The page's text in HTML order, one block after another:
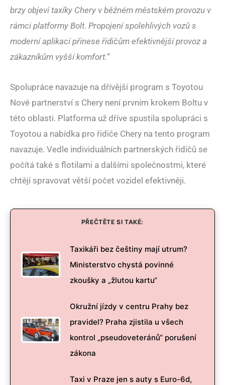
brzy objeví taxíky Chery v běžném městském provozu v
rámci platformy Bolt. Propojení spolehlivých vozů s
moderní aplikací přinese řidičům efektivnější provoz a
zákazníkům vyšší komfort.“
Spolupráce navazuje na dřívější program s Toyotou
Nové partnerství s Chery není prvním krokem Boltu v
této oblasti. Platforma už dříve spustila spolupráci s
Toyotou a nabídka pro řidiče Chery na tento program
navazuje. Vedle individuálních partnerských řidičů se
počítá také s flotilami a dalšími společnostmi, které
chtějí spravovat větší počet vozidel efektivněji.
PŘEČTĚTE SI TAKÉ:
Taxikáři bez češtiny mají utrum?
Ministerstvo chystá povinné
zkoušky a „žlutou kartu“
Okružní jízdy v centru Prahy bez
pravidel? Praha zjistila u všech
kontrol „pseudoveteránů“ porušení
zákona
Taxi v Praze jen s auty s Euro-6d,